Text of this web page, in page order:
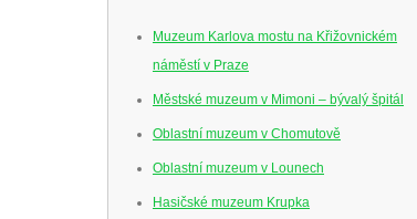
Muzeum Karlova mostu na Křižovnickém
náměstí v Praze
Městské muzeum v Mimoni – bývalý špitál
Oblastní muzeum v Chomutově
Oblastní muzeum v Lounech
Hasičské muzeum Krupka